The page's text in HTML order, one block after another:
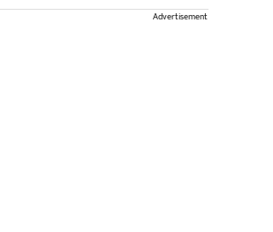
Advertisement